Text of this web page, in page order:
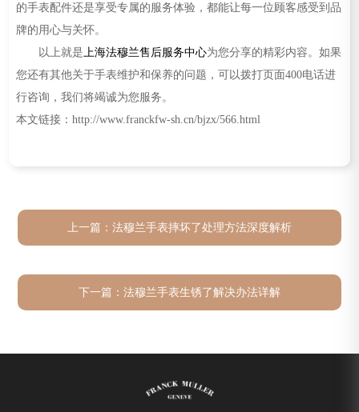
的手表配件还是享受专属的服务体验，都能让每一位顾客感受到品
牌的用心与关怀。
以上就是上海法穆兰售后服务中心为您分享的精彩内容。如果
您还有其他关于手表维护和保养的问题，可以拨打页面400电话进
行咨询，我们将竭诚为您服务。
本文链接：http://www.franckfw-sh.cn/bjzx/566.html
上一篇： 法穆兰手表摔坏了处理方法深度解析
下一篇： 法穆兰手表生锈了解决办法详解